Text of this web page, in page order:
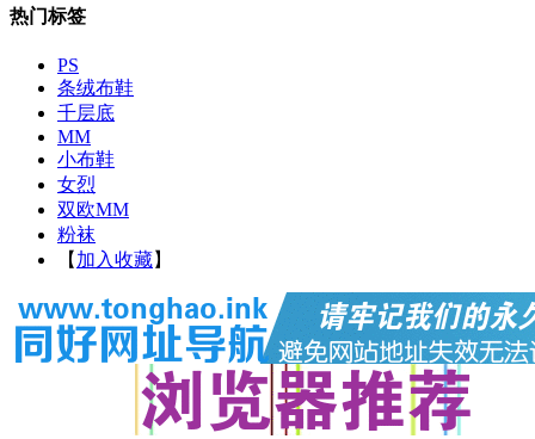
热门标签
PS
条绒布鞋
千层底
MM
小布鞋
女烈
双欧MM
粉袜
【 加入收藏】